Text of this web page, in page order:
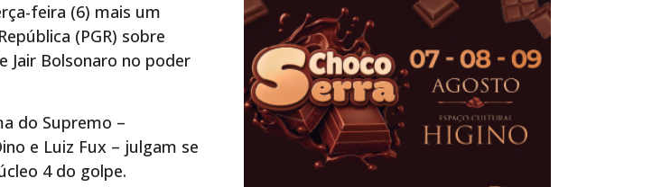
feira (6) mais um
(PGR) sobre
Bolsonaro no poder
do Supremo –
e Luiz Fux – julgam se
4 do golpe.